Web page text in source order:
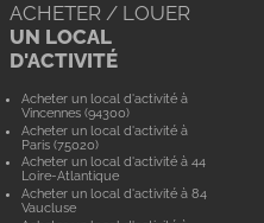
ACHETER / LOUER
UN LOCAL
D'ACTIVITÉ
Acheter un local d'activité à
Vincennes (94300)
Acheter un local d'activité à
Paris (75020)
Acheter un local d'activité à 44
Loire-Atlantique
Acheter un local d'activité à 84
Vaucluse